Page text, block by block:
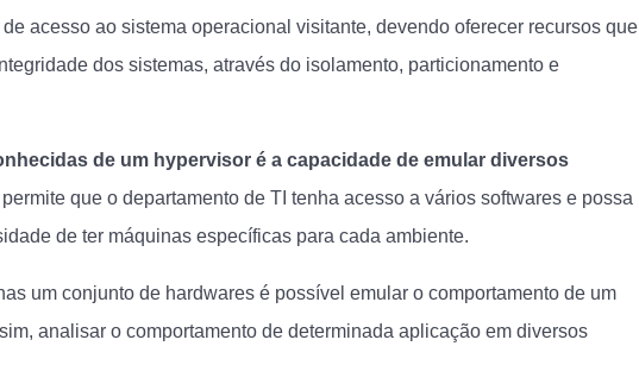
acesso ao sistema operacional visitante, devendo oferecer recursos que
dos sistemas, através do isolamento, particionamento e
de um hypervisor é a capacidade de emular diversos
permite que o departamento de TI tenha acesso a vários softwares e possa
de ter máquinas específicas para cada ambiente.
um conjunto de hardwares é possível emular o comportamento de um
analisar o comportamento de determinada aplicação em diversos